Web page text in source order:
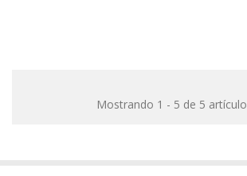
Mostrando 1 - 5 de 5